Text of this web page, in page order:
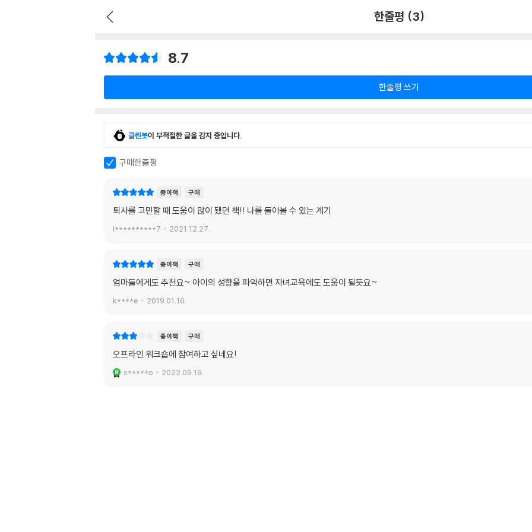
한줄평 (3)
8.7
한줄평 쓰기
클린봇이 부적절한 글을 감지 중입니다.
구매한줄평
종이책 구매
퇴사를 고민할 때 도움이 많이 됐던 책!! 나를 돌아볼 수 있는 계기
l**********7 2021.12.27.
종이책 구매
엄마들에게도 추천요~ 아이의 성향을 파악하면 자녀교육에도 도움이 될듯요~
k****e 2019.01.16.
종이책 구매
오프라인 워크숍에 참여하고 싶네요!
s*****o 2022.09.19.